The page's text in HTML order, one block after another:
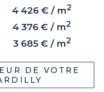
4 426 € / m2
4 376 € / m2
3 685 € / m2
DE VOTRE